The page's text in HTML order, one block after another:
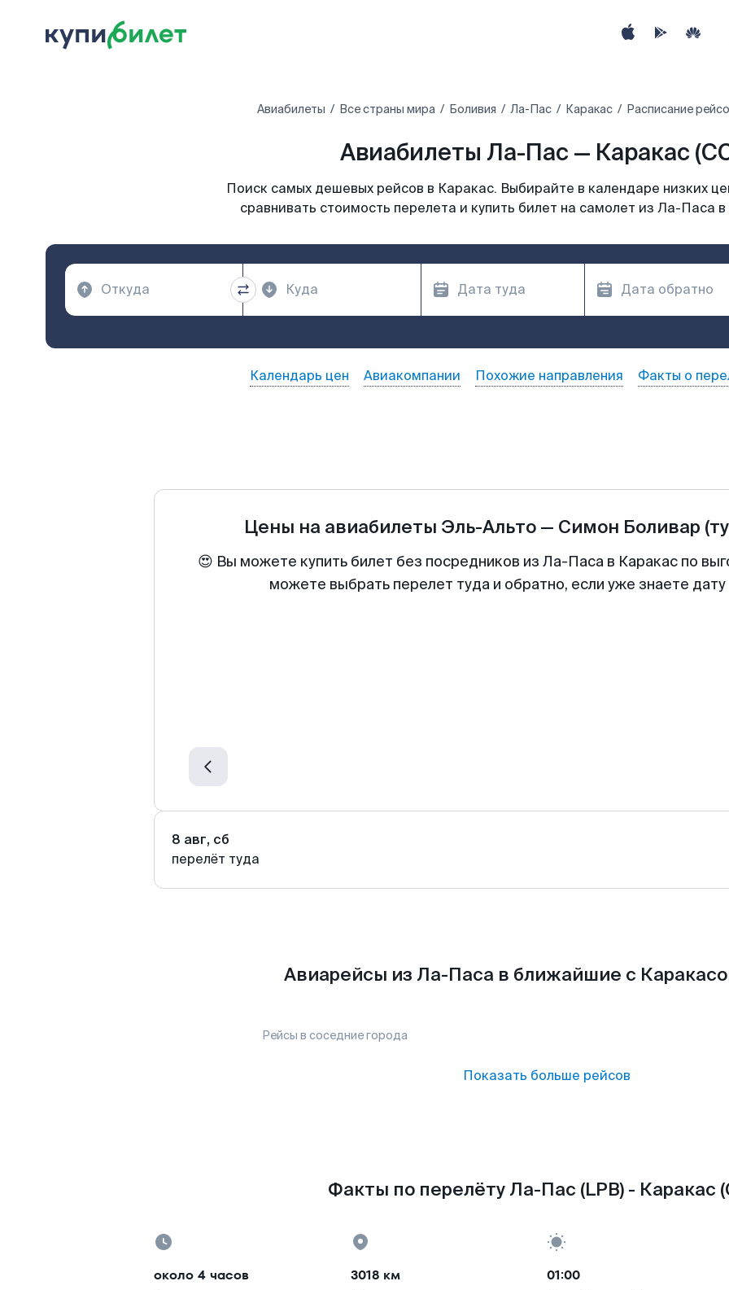
Авиабилеты Все страны мира Боливия Ла-Пас Каракас Расписание
Авиабилеты Ла-Пас — Каракас
Поиск самых дешевых рейсов в Каракас. Выбирайте в календаре низких
сравнивать стоимость перелета и купить билет на самолет из Ла-Паса
Календарь цен Авиакомпании Похожие направления Факты о
Цены на авиабилеты Эль-Альто— Симон Боливар
😍 Вы можете купить билет без посредников из Ла-Паса в Каракас по
можете выбрать перелет туда и обратно, если уже знаете
8 авг, сб
перелёт туда
Авиарейсы из Ла-Паса в ближайшие с
Рейсы в соседние города
Показать больше рейсов
Факты по перелёту Ла-Пас (LPB) - Каракас
около 4 часов 3018 км 01:00